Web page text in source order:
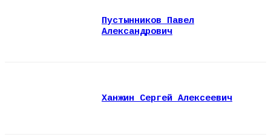
Пустынников Павел
Александрович
Ханжин Сергей Алексеевич